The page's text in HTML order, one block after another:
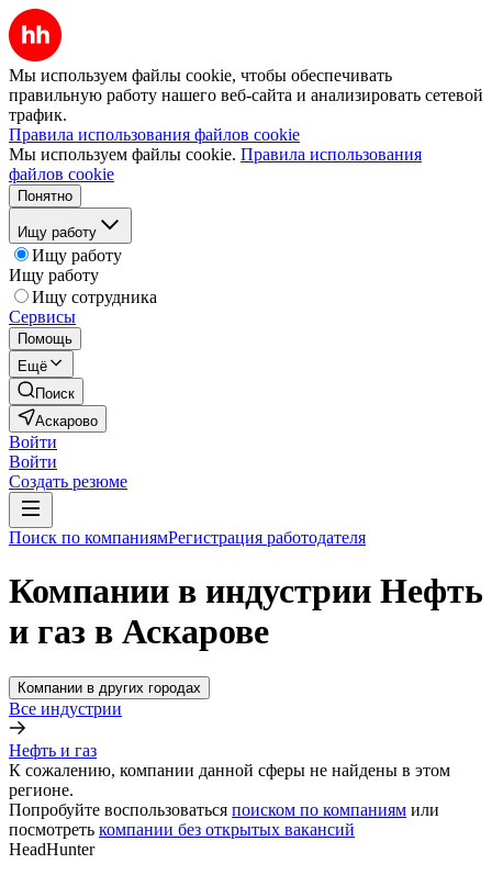
Мы используем файлы cookie, чтобы обеспечивать
правильную работу нашего веб-сайта и анализировать сетевой
трафик.
Правила использования файлов cookie
Мы используем файлы cookie. Правила использования
файлов cookie
Понятно
Ищу работу
Ищу работу
Ищу работу
Ищу сотрудника
Сервисы
Помощь
Ещё
Поиск
Аскарово
Войти
Войти
Создать резюме
Поиск по компаниямРегистрация работодателя
Компании в индустрии Нефть
и газ в Аскарове
Компании в других городах
Все индустрии
Нефть и газ
К сожалению, компании данной сферы не найдены в этом
регионе.
Попробуйте воспользоваться поиском по компаниям или
посмотреть компании без открытых вакансий
HeadHunter